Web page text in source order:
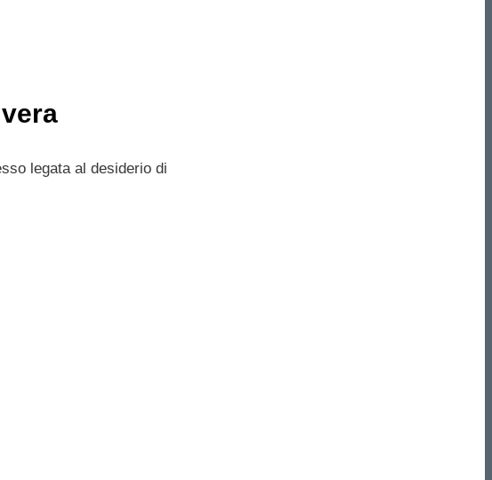
legata al desiderio di